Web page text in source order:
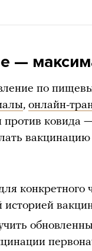
—
по
, онлайн-
ковида
вакцинацию
конкретного
историей